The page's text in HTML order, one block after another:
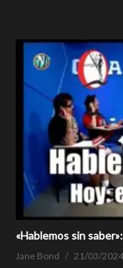
«Hablemos sin
Jane Bond 21/03/2024